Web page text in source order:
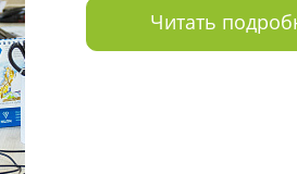
Читать